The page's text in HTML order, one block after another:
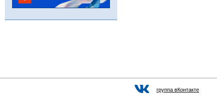
группа вКонтакте